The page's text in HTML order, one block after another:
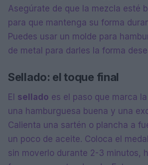
Asegúrate de que la mezcla esté
para que mantenga su forma
Puedes usar un molde para
de metal para darles la forma
Sellado: el toque final
El sellado es el paso que marca
una hamburguesa buena y una
Calienta una sartén o plancha a
un poco de aceite. Coloca el
sin moverlo durante 2-3 minutos,